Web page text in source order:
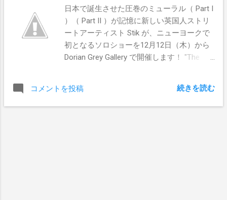
が1点のみMudobから発売される予定となっ
ております。 セピア・バージョンのキャン
パス作品＆プリント作品の購入は12月7日
（土）（22:00 JST(GMT/13:00）に こちら
から（JPN） ブルー・バージョンのプリン
(GMT/17:00））に こちら から（USA）
Pics by Roamcouch
日本で誕生させた圧巻のミューラル（ Part I
）（ Part II ）が記憶に新しい英国人ストリ
ートアーティスト Stik が、ニューヨークで
初となるソロショーを12月12日（木）から
Dorian Grey Gallery で開催します！ "The
御影石の素材を用いて制作された彫刻など
バラエティに富んだ作品群が披露目される
コメントを投稿 続きを読む